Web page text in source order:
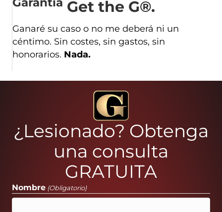
Get the G®.
Ganaré su caso o no me deberá ni un
céntimo. Sin costes, sin gastos, sin
honorarios. Nada.
¿Lesionado? Obtenga
una consulta
GRATUITA
Nombre (Obligatorio)